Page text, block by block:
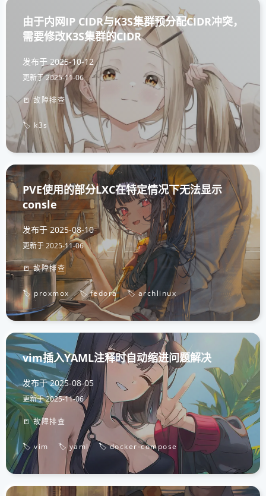
由于内网IP CIDR与K3S集群预分配CIDR冲突，
需要修改K3S集群的CIDR
发布于 2025-10-12
更新于2025-11-06
📒 故障排查
🏷️ k3s
PVE使用的部分LXC在特定情况下无法显示
consle
发布于 2025-08-10
更新于2025-11-06
📒 故障排查
🏷️ proxmox 🏷️ fedora 🏷️ archlinux
vim插入YAML注释时自动缩进问题解决
发布于 2025-08-05
更新于2025-11-06
📒 故障排查
🏷️ vim 🏷️ yaml 🏷️ docker-compose